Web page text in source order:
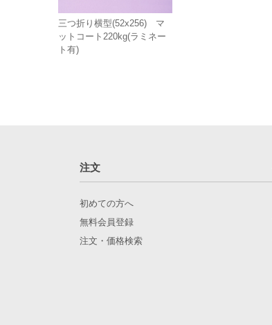
三つ折り横型(52x256) マ
ットコート220kg(ラミネー
ト有)
注文
初めての方へ
無料会員登録
注文・価格検索